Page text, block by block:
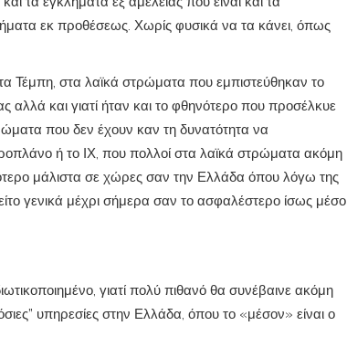
εκ προθέσεως. Χωρίς φυσικά να τα κάνει, όπως
Τέμπη, στα λαϊκά στρώματα που εμπιστεύθηκαν το
αλλά και γιατί ήταν και το φθηνότερο που προσέλκυε
που δεν έχουν καν τη δυνατότητα να
ή το ΙΧ, που πολλοί στα λαϊκά στρώματα ακόμη
μάλιστα σε χώρες σαν την Ελλάδα όπου λόγω της
γενικά μέχρι σήμερα σαν το ασφαλέστερο ίσως μέσο
γιατί πολύ πιθανό θα συνέβαινε ακόμη
υπηρεσίες στην Ελλάδα, όπου το «μέσον» είναι ο